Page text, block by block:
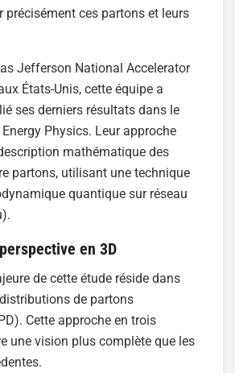
précisément ces partons et leurs
Jefferson National Accelerator
États-Unis, cette équipe a
ses derniers résultats dans le
Physics. Leur approche
mathématique des
partons, utilisant une technique
quantique sur réseau
en 3D
de cette étude réside dans
de partons
Cette approche en trois
une vision plus complète que les